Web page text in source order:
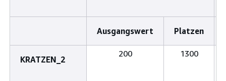
Ausgangswert Platzen
KRATZEN_2
200 1300